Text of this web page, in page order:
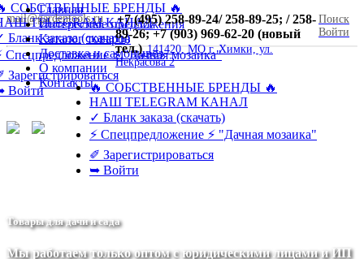
СОБСТВЕННЫЕ БРЕНДЫ 🔥
TELEGRAM КАНАЛ
Бланк заказа (скачать)
Спецпредложение ⚡ "Дачная мозаика"
Зарегистрироваться
Войти
Главная
Интересные предложения
Каталог товаров
Доставка и самовывоз
О компании
Контакты
mail@gardentools.ru
+7 (495) 258-89-24/ 258-89-25; / 258-
89-26; +7 (903) 969-62-20 (новый
тел.) 141420, МО г. Химки, ул.
Некрасова 2
Поиск
Войти
🔥 СОБСТВЕННЫЕ БРЕНДЫ 🔥
НАШ TELEGRAM КАНАЛ
✓ Бланк заказа (скачать)
⚡ Спецпредложение ⚡ "Дачная мозаика"
✐ Зарегистрироваться
➥ Войти
Товары для дачи и сада
Мы работаем только оптом с юридическими лицами и ИП